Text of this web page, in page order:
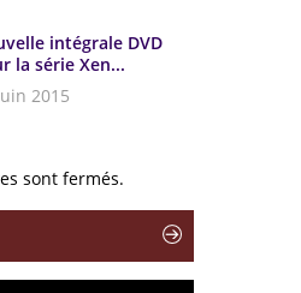
intégrale DVD
la série Xen...
2015
sont fermés.